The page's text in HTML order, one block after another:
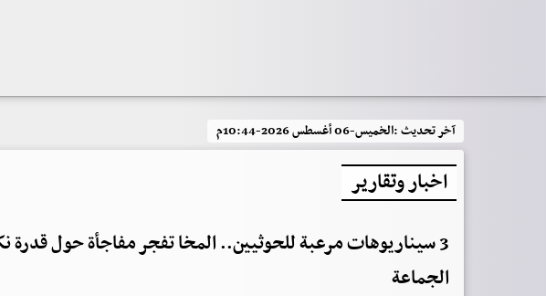
آخر تحديث :الخميس-06 أغسطس 2026-10:44م
اخبار وتقارير
3 سيناريوهات مرعبة للحوثيين.. المخا تفجر مفاجأة حول قدرة
الجماعة